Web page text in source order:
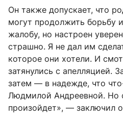
Он также допускает, что
могут продолжить борьбу
жалобу, но настроен
страшно. Я не дал им
которое они хотели. И
затянулись с апелляцией.
затем — в надежде, что
Людмилой Андреевной. Но
произойдет», — заключил